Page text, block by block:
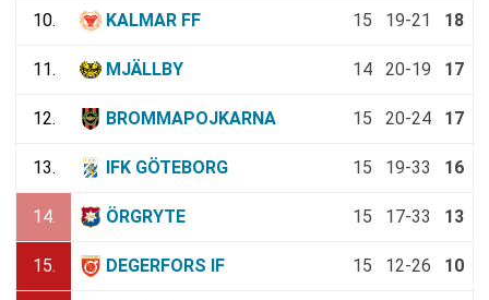
10. KALMAR FF 15 19-21 18
11. MJÄLLBY 14 20-19 17
12. BROMMAPOJKARNA 15 20-24 17
13. IFK GÖTEBORG 15 19-33 16
14. ÖRGRYTE 15 17-33 13
15. DEGERFORS IF 15 12-26 10